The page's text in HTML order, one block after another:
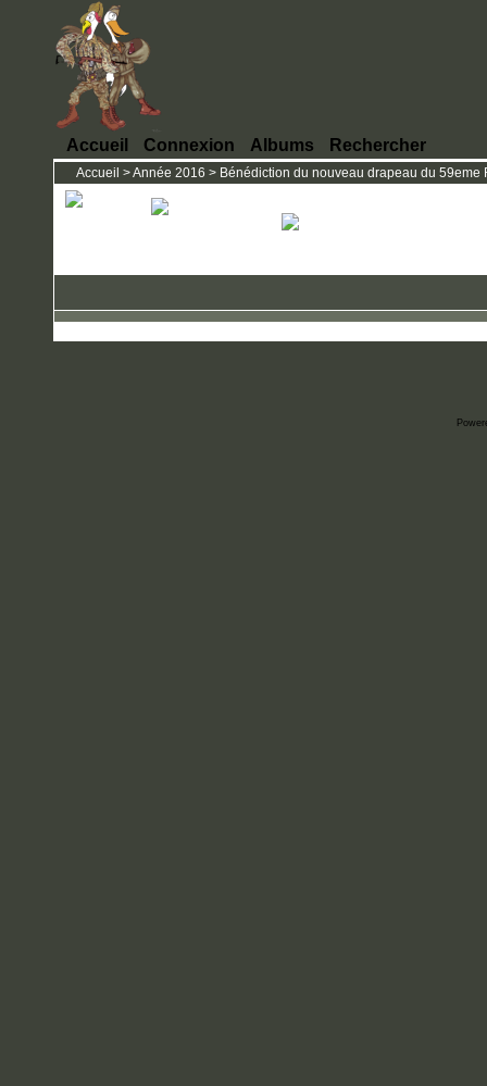
Accueil Connexion Albums Rechercher
Accueil >Année 2016 > Bénédiction du nouveau drapeau du 59eme